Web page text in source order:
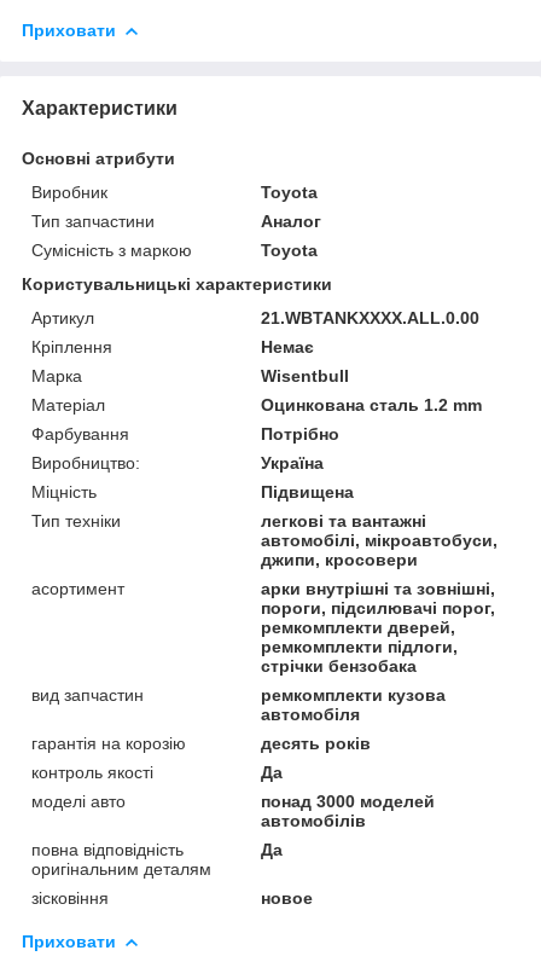
Приховати
Характеристики
Основні атрибути
Виробник
Toyota
Тип запчастини
Аналог
Сумісність з маркою
Toyota
Користувальницькі характеристики
Артикул
21.WBTANKXXXX.ALL.0.00
Кріплення
Немає
Марка
Wisentbull
Матеріал
Оцинкована сталь 1.2 mm
Фарбування
Потрібно
Виробництво:
Україна
Міцність
Підвищена
Тип техніки
легкові та вантажні
автомобілі, мікроавтобуси,
джипи, кросовери
асортимент
арки внутрішні та зовнішні,
пороги, підсилювачі порог,
ремкомплекти дверей,
ремкомплекти підлоги,
стрічки бензобака
вид запчастин
ремкомплекти кузова
автомобіля
гарантія на корозію
десять років
контроль якості
Да
моделі авто
понад 3000 моделей
автомобілів
повна відповідність
оригінальним деталям
Да
зісковіння новое
Приховати